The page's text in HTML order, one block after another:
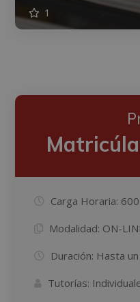
1
Carga Horaria:
Modalidad: ON-
Duración: Hasta
Tutorías: